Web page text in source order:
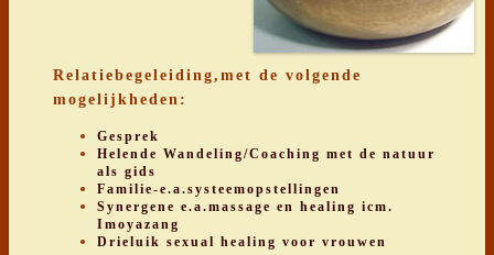
Relatiebegeleiding,met de volgende
mogelijkheden:
Gesprek
Helende Wandeling/Coaching met de natuur
als gids
Familie-e.a.systeemopstellingen
Synergene e.a.massage en healing icm.
Imoyazang
Drieluik sexual healing voor vrouwen